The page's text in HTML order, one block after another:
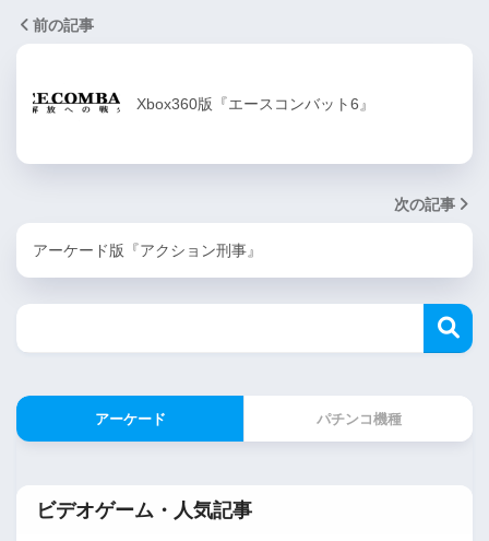
前の記事
Xbox360版『エースコンバット6』
次の記事
アーケード版『アクション刑事』
アーケード パチンコ機種
ビデオゲーム・人気記事